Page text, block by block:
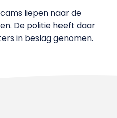
liepen naar de
De politie heeft daar
in beslag genomen.